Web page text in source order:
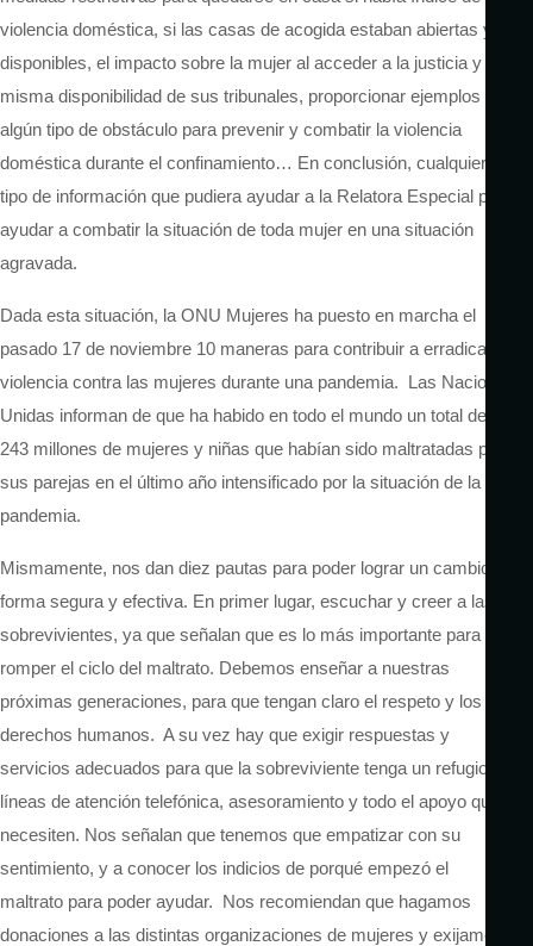
violencia doméstica, si las casas de acogida estaban abiertas y
disponibles, el impacto sobre la mujer al acceder a la justicia y la
misma disponibilidad de sus tribunales, proporcionar ejemplos de
algún tipo de obstáculo para prevenir y combatir la violencia
doméstica durante el confinamiento… En conclusión, cualquier
tipo de información que pudiera ayudar a la Relatora Especial para
ayudar a combatir la situación de toda mujer en una situación
agravada.
Dada esta situación, la ONU Mujeres ha puesto en marcha el
pasado 17 de noviembre 10 maneras para contribuir a erradicar la
violencia contra las mujeres durante una pandemia. Las Naciones
Unidas informan de que ha habido en todo el mundo un total de
243 millones de mujeres y niñas que habían sido maltratadas por
sus parejas en el último año intensificado por la situación de la
pandemia.
Mismamente, nos dan diez pautas para poder lograr un cambio de
forma segura y efectiva. En primer lugar, escuchar y creer a las
sobrevivientes, ya que señalan que es lo más importante para
romper el ciclo del maltrato. Debemos enseñar a nuestras
próximas generaciones, para que tengan claro el respeto y los
derechos humanos. A su vez hay que exigir respuestas y
servicios adecuados para que la sobreviviente tenga un refugio y
líneas de atención telefónica, asesoramiento y todo el apoyo que
necesiten. Nos señalan que tenemos que empatizar con su
sentimiento, y a conocer los indicios de porqué empezó el
maltrato para poder ayudar. Nos recomiendan que hagamos
donaciones a las distintas organizaciones de mujeres y exijamos